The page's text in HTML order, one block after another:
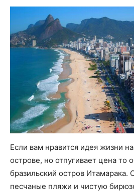
Если вам нравится идея жизни
острове, но отпугивает цена то
бразильский остров Итамарака.
песчаные пляжи и чистую